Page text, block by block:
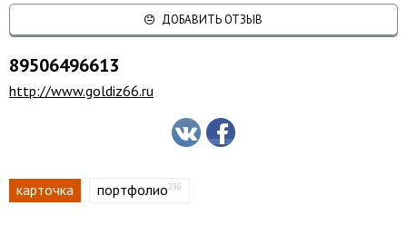
ДОБАВИТЬ ОТЗЫВ
89506496613
http://www.goldiz66.ru
карточка портфолио230